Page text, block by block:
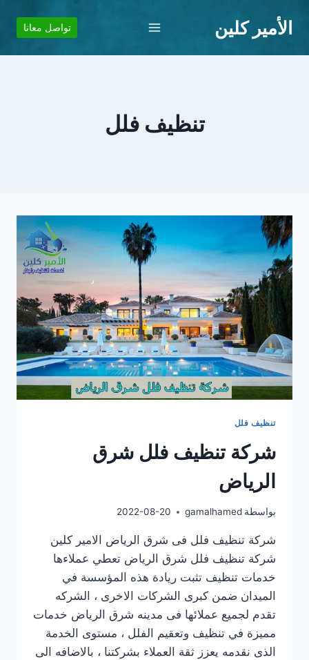
الأمير كلين تواصل معانا
تنظيف فلل
تنظيف فلل
شركة تنظيف فلل شرق
الرياض
بواسطة gamalhamed
2022-08-20
شركة تنظيف فلل فى شرق الرياض الامير كلين
شركة تنظيف فلل شرق الرياض تعطي عملاءها
خدمات تنظيف تثبت ريادة هذه المؤسسة في
الميدان ضمن كبرى الشركات الاخرى ، الشركه
تقدم لجميع عملائها فى مدينه شرق الرياض خدمات
مميزة في تنظيف وتعقيم الفلل ، مستوى الخدمة
الذى نقدمه يعزز ثقة العملاء بشركتنا ، بالاضافه الى